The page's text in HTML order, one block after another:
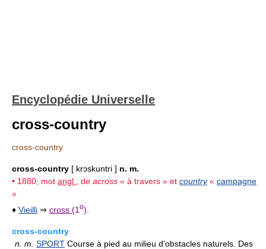
Encyclopédie Universelle
cross-country
cross-country
cross-country [ krɔskuntri ] n. m.
• 1880; mot angl. , de across « à travers » et country« campagne
»
♦ Vieilli ⇒ cross (1 o).
cross-country
n. m. SPORT Course à pied au milieu d'obstacles naturels. Des